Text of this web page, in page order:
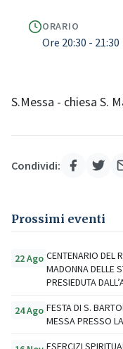
ORARIO
Ore 20:30 - 21:30
S.Messa - chiesa S.
Condividi:
Prossimi eventi
22 Ago CENTENARIO DEL
MADONNA DELLE
PRESIEDUTA
24 Ago FESTA DI S.
MESSA PRESSO
ESERCIZI